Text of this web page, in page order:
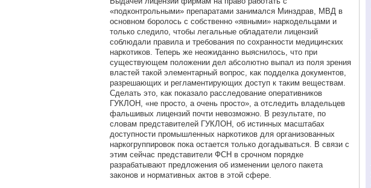
«подконтрольными» препаратами занимался Минздрав, МВД в
основном боролось с собственно «явными» наркодельцами и
только следило, чтобы легальные обладатели лицензий
соблюдали правила и требования по сохранности медицинских
наркотиков. Теперь же неожиданно выяснилось, что при
существующем положении дел абсолютно выпал из поля зрения
властей такой элементарный вопрос, как подделка документов,
разрешающих и регламентирующих доступ к таким веществам.
Сделать это, как показало расследование оперативников
ГУКЛОН, «не просто, а очень просто», а отследить владельцев
фальшивых лицензий почти невозможно. В результате, по
словам представителей ГУКЛОН, об истинных масштабах
доступности промышленных наркотиков для организованных
наркогруппировок пока остается только догадываться. В связи с
этим сейчас представители ФСН в срочном порядке
разрабатывают предложения об изменении целого пакета
законов и нормативных актов в этой сфере.